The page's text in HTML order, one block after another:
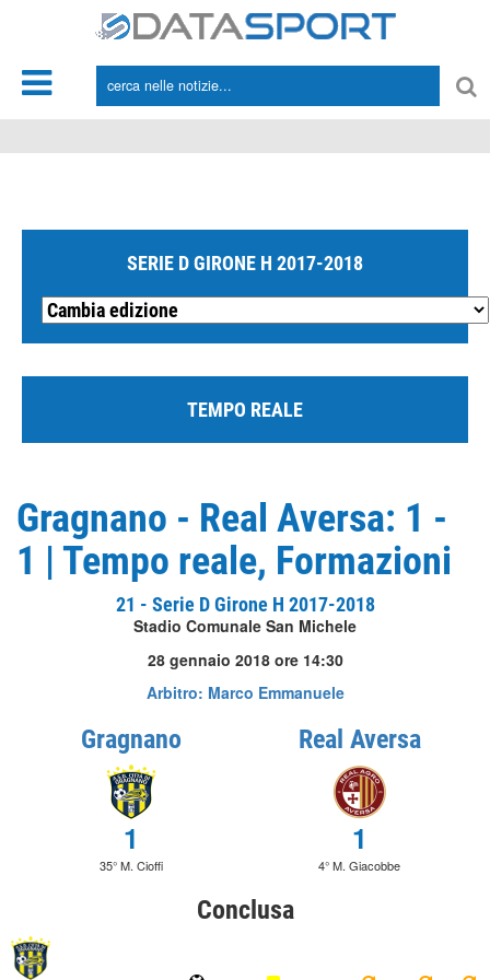
SERIE D GIRONE H 2017-2018
TEMPO REALE
Gragnano - Real Aversa: 1 -
1 | Tempo reale, Formazioni
21 - Serie D Girone H 2017-2018
Stadio Comunale San Michele
28 gennaio 2018 ore 14:30
Arbitro: Marco Emmanuele
Gragnano
1
35° M. Cioffi
Real Aversa
1
4° M. Giacobbe
Conclusa